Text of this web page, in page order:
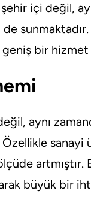
içi değil,
de
bir hizmet
aynı
sanayi
artmıştır.
büyük bir